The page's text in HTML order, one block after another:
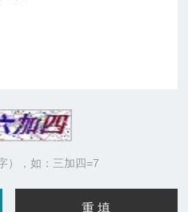
），如：三加四=7